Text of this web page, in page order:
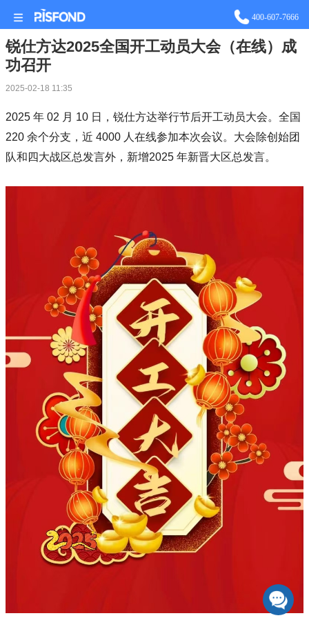
400-607-7666
锐仕方达2025全国开工动员大会（在线）成
功召开
2025-02-18 11:35
2025 年 02 月 10 日，锐仕方达举行节后开工动员大会。全国
220 余个分支，近 4000 人在线参加本次会议。大会除创始团
队和四大战区总发言外，新增2025 年新晋大区总发言。